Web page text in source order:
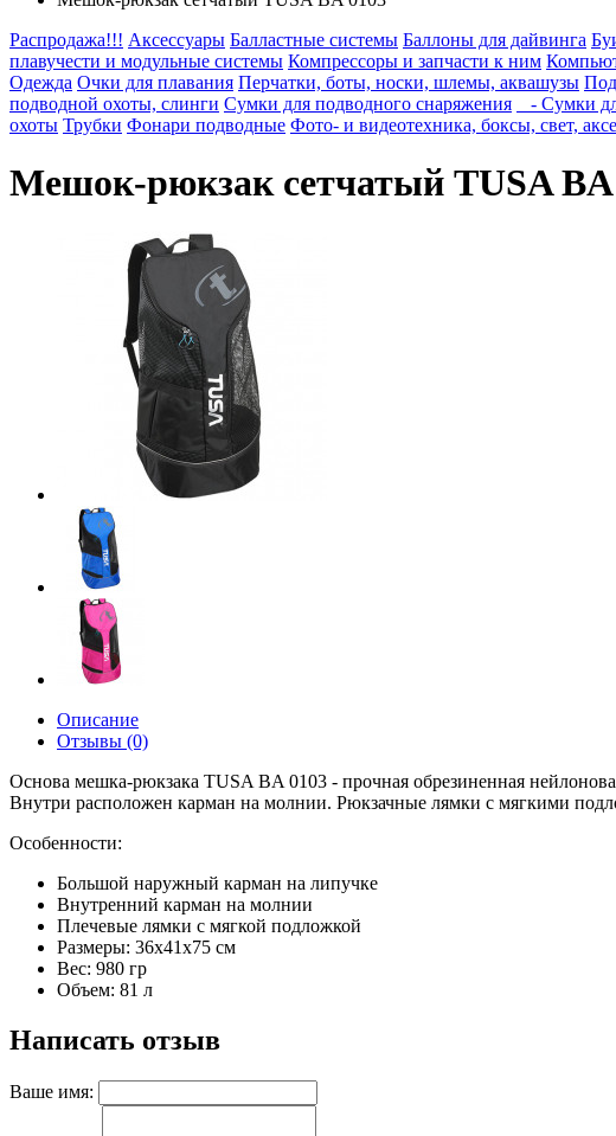
Распродажа!!! Аксессуары Балластные системы Баллоны для дайвинга
плавучести и модульные системы Компрессоры и запчасти к ним
Одежда Очки для плавания Перчатки, боты, носки, шлемы, аквашузы
подводной охоты, слинги Сумки для подводного снаряжения - Сумки
охоты Трубки Фонари подводные Фото- и видеотехника, боксы, свет,
Мешок-рюкзак сетчатый TUSA BA
Описание
Отзывы (0)
Основа мешка-рюкзака TUSA BA 0103 - прочная обрезиненная
Внутри расположен карман на молнии. Рюкзачные лямки с мягкими
Особенности:
Большой наружный карман на липучке
Внутренний карман на молнии
Плечевые лямки с мягкой подложкой
Размеры: 36х41х75 см
Вес: 980 гр
Объем: 81 л
Написать отзыв
Ваше имя: